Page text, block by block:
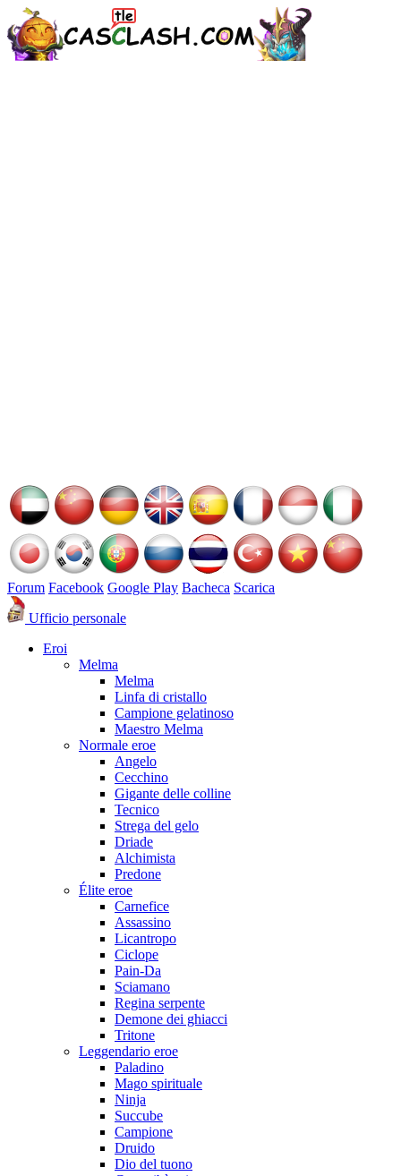
Forum Facebook Google Play Bacheca Scarica
Ufficio personale
Eroi
Melma
Melma
Linfa di cristallo
Campione gelatinoso
Maestro Melma
Normale eroe
Angelo
Cecchino
Gigante delle colline
Tecnico
Strega del gelo
Driade
Alchimista
Predone
Élite eroe
Carnefice
Assassino
Licantropo
Ciclope
Pain-Da
Sciamano
Regina serpente
Demone dei ghiacci
Tritone
Leggendario eroe
Paladino
Mago spirituale
Ninja
Succube
Campione
Druido
Dio del tuono